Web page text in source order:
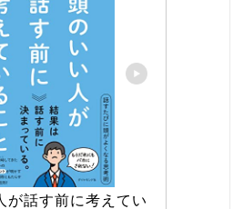
が話す前に考えてい